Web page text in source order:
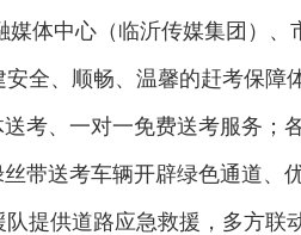
体中心（临沂传媒集团）、
全、顺畅、温馨的赶考保障
考、一对一免费送考服务；
带送考车辆开辟绿色通道、
提供道路应急救援，多方联